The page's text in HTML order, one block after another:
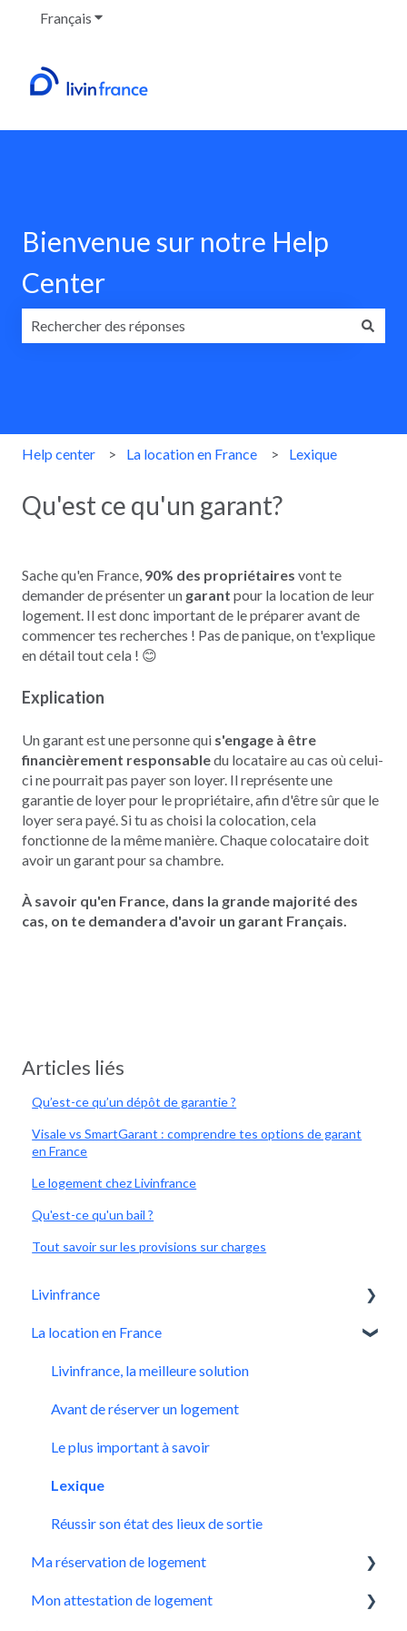
Français Afficher le sous-menu pour les traductions
Bienvenue sur notre Help
Center
Help center La location en France Lexique
Qu'est ce qu'un garant?
Sache qu'en France, 90% des propriétaires vont te
demander de présenter un garant pour la location de leur
logement. Il est donc important de le préparer avant de
commencer tes recherches ! Pas de panique, on t'explique
en détail tout cela ! 😊
Explication
Un garant est une personne qui s'engage à être
financièrement responsabledu locataire au cas où celui-
ci ne pourrait pas payer son loyer. Il représente une
garantie de loyer pour le propriétaire, afin d'être sûr que le
loyer sera payé. Si tu as choisi la colocation, cela
fonctionne de la même manière. Chaque colocataire doit
avoir un garant pour sa chambre.
À savoir qu'en France, dans la grande majorité des
cas, on te demandera d'avoir un garant Français.
Articles liés
Qu’est-ce qu’un dépôt de garantie ?
Visale vs SmartGarant : comprendre tes options de garant
en France
Le logement chez Livinfrance
Qu'est-ce qu'un bail ?
Tout savoir sur les provisions sur charges
Livinfrance
Mieux nous connaître
Qui sommes-nous ?
La location en France
Livinfrance, la meilleure solution
Avant de réserver un logement
Le plus important à savoir
Lexique
Réussir son état des lieux de sortie
Ma réservation de logement
Faire une demande de réservation
Mon attestation de logement